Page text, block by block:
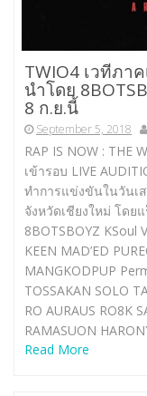
TWIO4 เวทีภา
นำโดย
8 ก.ย.นี้
September 5, 2018
RAP IS NOW : THE
เข้ารอบ LIVE
ทำการแข่งขันในวันเ
จังหวัดเชียงใหม่ โดย
8BOTSBOYZ KSoul
KEEN MAD’ED
MANGKODPUP
TOSSAKAN SOLO
RO AURAUS RO8K
RAMASUON
Read More